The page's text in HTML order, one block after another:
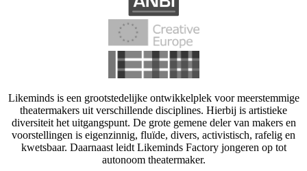
Likeminds is een grootstedelijke ontwikkelplek voor meerstemmige
theatermakers uit verschillende disciplines. Hierbij is artistieke
diversiteit het uitgangspunt. De grote gemene deler van makers en
voorstellingen is eigenzinnig, fluïde, divers, activistisch, rafelig en
kwetsbaar. Daarnaast leidt Likeminds Factory jongeren op tot
autonoom theatermaker.